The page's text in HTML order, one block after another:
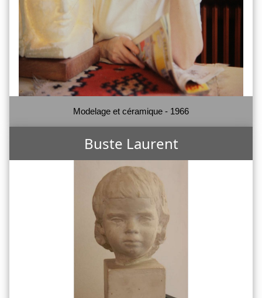
Modelage et céramique - 1966
Buste Laurent